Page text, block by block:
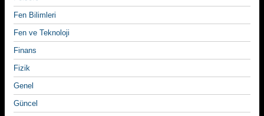
Fen Bilimleri
Fen ve Teknoloji
Finans
Fizik
Genel
Güncel